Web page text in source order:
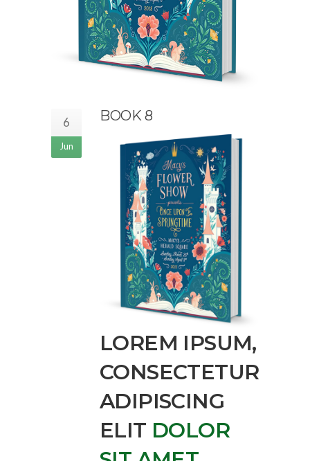
6
Jun
BOOK 8
LOREM IPSUM,
CONSECTETUR
ADIPISCING
ELIT DOLOR